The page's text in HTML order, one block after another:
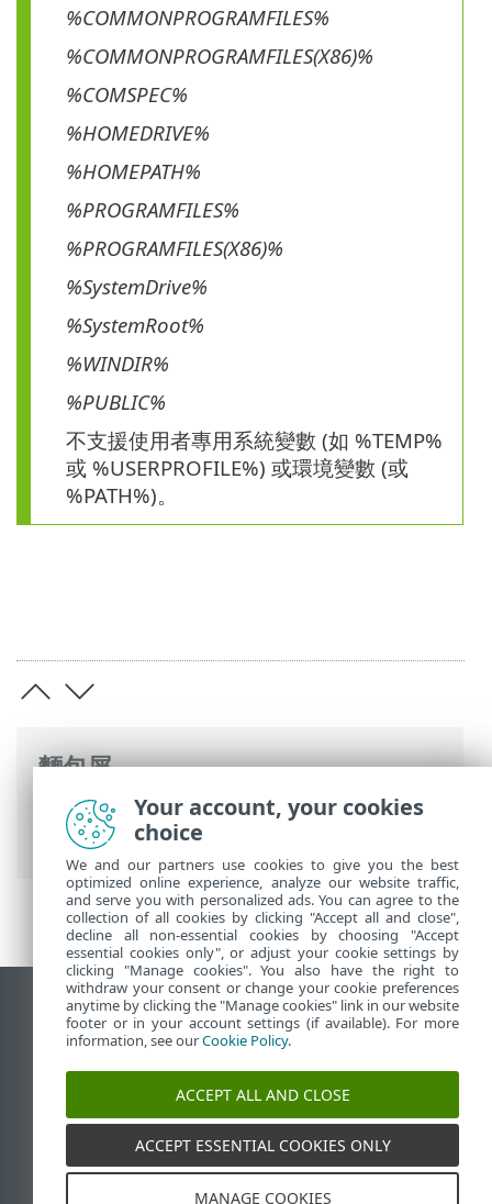
麵包屑
ESET 線上說明>ESET Mail Security>一般
設定>Computer>
%COMMONPROGRAMFILES%
%COMMONPROGRAMFILES(X86)%
%COMSPEC%
%HOMEDRIVE%
%HOMEPATH%
%PROGRAMFILES%
%PROGRAMFILES(X86)%
%SystemDrive%
%SystemRoot%
%WINDIR%
%PUBLIC%
不支援使用者專用系統變數 (如 %TEMP%
或 %USERPROFILE%) 或環境變數 (或
%PATH%)。
檢視桌面網站
End of Life
ESET 知識庫
ESET Status Portal
地區設定
Your account, your cookies
choice
We and our partners use cookies to give you the best
optimized online experience, analyze our website traffic,
and serve you with personalized ads. You can agree to the
collection of all cookies by clicking "Accept all and close",
decline all non-essential cookies by choosing "Accept
essential cookies only", or adjust your cookie settings by
clicking "Manage cookies". You also have the right to
withdraw your consent or change your cookie preferences
anytime by clicking the "Manage cookies" link in our website
footer or in your account settings (if available). For more
information, see ourCookie Policy.
ACCEPT ALL AND CLOSE
ACCEPT ESSENTIAL COOKIES ONLY
MANAGE COOKIES